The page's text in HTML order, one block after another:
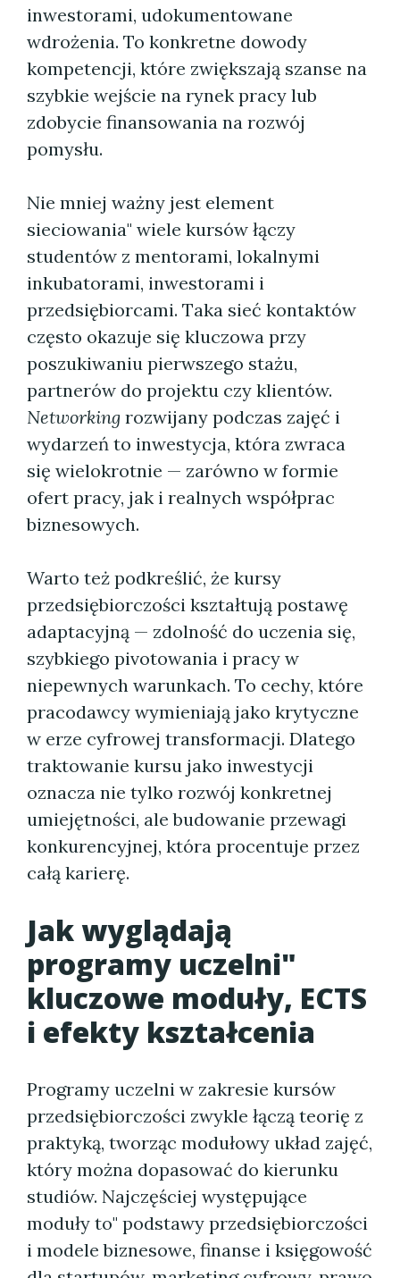
inwestorami, udokumentowane
wdrożenia. To konkretne dowody
kompetencji, które zwiększają szanse na
szybkie wejście na rynek pracy lub
zdobycie finansowania na rozwój
pomysłu.
Nie mniej ważny jest element
sieciowania" wiele kursów łączy
studentów z mentorami, lokalnymi
inkubatorami, inwestorami i
przedsiębiorcami. Taka sieć kontaktów
często okazuje się kluczowa przy
poszukiwaniu pierwszego stażu,
partnerów do projektu czy klientów.
Networking rozwijany podczas zajęć i
wydarzeń to inwestycja, która zwraca
się wielokrotnie — zarówno w formie
ofert pracy, jak i realnych współprac
biznesowych.
Warto też podkreślić, że kursy
przedsiębiorczości kształtują postawę
adaptacyjną — zdolność do uczenia się,
szybkiego pivotowania i pracy w
niepewnych warunkach. To cechy, które
pracodawcy wymieniają jako krytyczne
w erze cyfrowej transformacji. Dlatego
traktowanie kursu jako inwestycji
oznacza nie tylko rozwój konkretnej
umiejętności, ale budowanie przewagi
konkurencyjnej, która procentuje przez
całą karierę.
Jak wyglądają
programy uczelni"
kluczowe moduły, ECTS
i efekty kształcenia
Programy uczelni w zakresie kursów
przedsiębiorczości zwykle łączą teorię z
praktyką, tworząc modułowy układ zajęć,
który można dopasować do kierunku
studiów. Najczęściej występujące
moduły to" podstawy przedsiębiorczości
i modele biznesowe, finanse i księgowość